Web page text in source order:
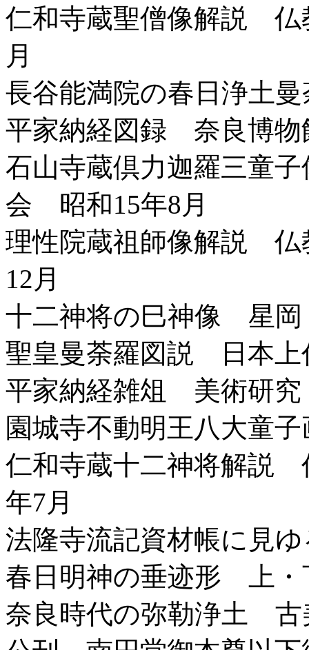
仁和寺蔵聖僧像解説
月
長谷能満院の春日浄土
平家納経図録 奈良博
石山寺蔵倶力迦羅三童
会 昭和15年8月
理性院蔵祖師像解説
12月
十二神将の巳神像 星
聖皇曼荼羅図説 日本
平家納経雑俎 美術研
園城寺不動明王八大童
仁和寺蔵十二神将解説
年7月
法隆寺流記資材帳に見
春日明神の垂迹形 上
奈良時代の弥勒浄土